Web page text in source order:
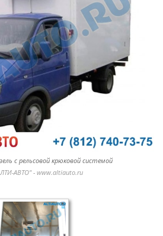
с рельсовой крюковой системой
АВТО" - www.altiauto.ru